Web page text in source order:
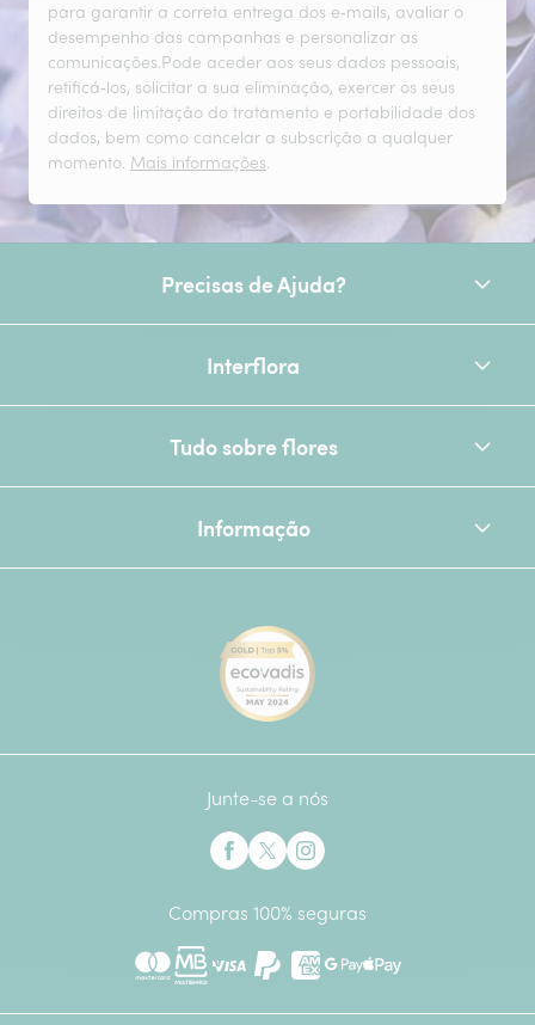
para garantir a correta entrega dos e‑mails, avaliar o
desempenho das campanhas e personalizar as
comunicações.Pode aceder aos seus dados pessoais,
retificá‑los, solicitar a sua eliminação, exercer os seus
direitos de limitação do tratamento e portabilidade dos
dados, bem como cancelar a subscrição a qualquer
momento. Mais informações.
Precisas de Ajuda?
Interflora
Tudo sobre flores
Informação
Junte-se a nós
Compras 100% seguras
MastercardMultibancoPaypalAmerican Express
Google Pay
Apple Pay